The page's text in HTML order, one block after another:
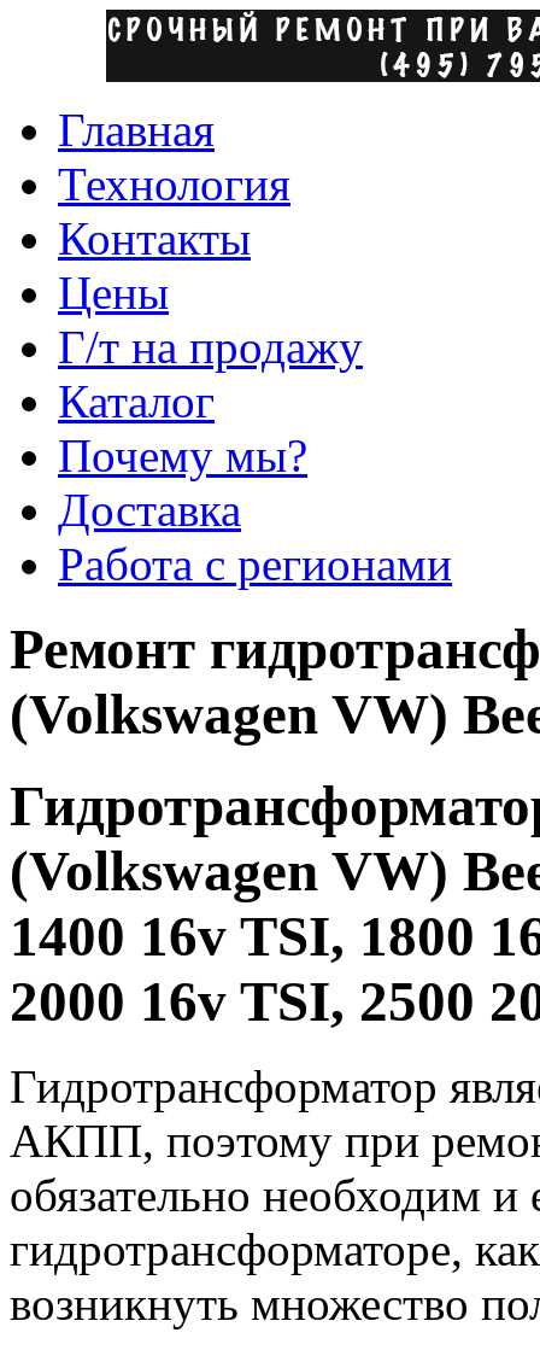
Главная
Технология
Контакты
Цены
Г/т на продажу
Каталог
Почему мы?
Доставка
Работа с регионами
Ремонт
(Volkswagen VW)
(Volkswagen VW)
1400 16v TSI, 1800
2000 16v TSI, 2500
Гидротрансформатор
АКПП, поэтому при
обязательно необходим и
гидротрансформаторе,
возникнуть множество